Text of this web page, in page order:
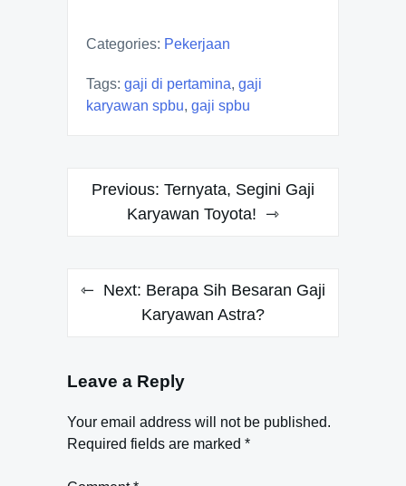
Categories: Pekerjaan
Tags: gaji di pertamina, gaji
karyawan spbu, gaji spbu
Post
navigation
Previous: Ternyata, Segini Gaji
Karyawan Toyota!
Next: Berapa Sih Besaran Gaji
Karyawan Astra?
Leave a Reply
Your email address will not be published.
Required fields are marked *